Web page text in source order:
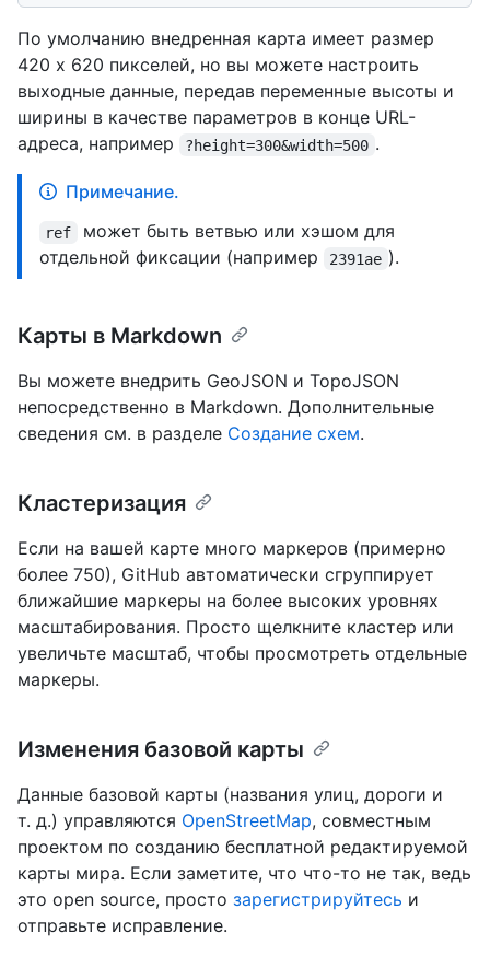
По умолчанию внедренная карта имеет размер
420 x 620 пикселей, но вы можете настроить
выходные данные, передав переменные высоты и
ширины в качестве параметров в конце URL-
адреса, например
?height=300&width=500 .
Примечание.
ref
может быть ветвью или хэшом для
отдельной фиксации (например
2391ae ).
Карты в Markdown
Вы можете внедрить GeoJSON и TopoJSON
непосредственно в Markdown. Дополнительные
сведения см. в разделе Создание схем.
Кластеризация
Если на вашей карте много маркеров (примерно
более 750), GitHub автоматически сгруппирует
ближайшие маркеры на более высоких уровнях
масштабирования. Просто щелкните кластер или
увеличьте масштаб, чтобы просмотреть отдельные
маркеры.
Изменения базовой карты
Данные базовой карты (названия улиц, дороги и
т. д.) управляются OpenStreetMap, совместным
проектом по созданию бесплатной редактируемой
карты мира. Если заметите, что что-то не так, ведь
это open source, просто зарегистрируйтесь и
отправьте исправление.